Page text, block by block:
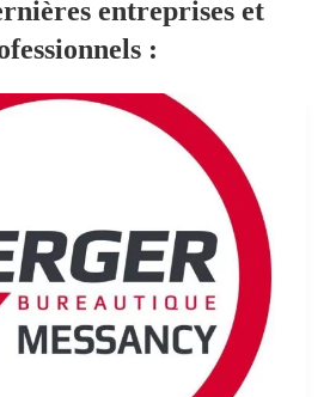
entreprises et
: